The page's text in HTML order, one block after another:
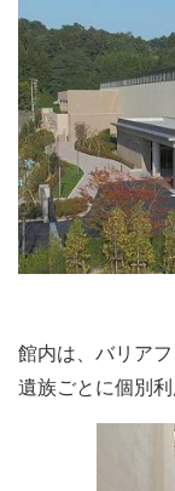
館内は、バリア
遺族ごとに個別